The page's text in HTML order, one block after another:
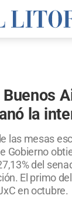
Buenos
la
las mesas
Gobierno
del
El primo
en octubre.